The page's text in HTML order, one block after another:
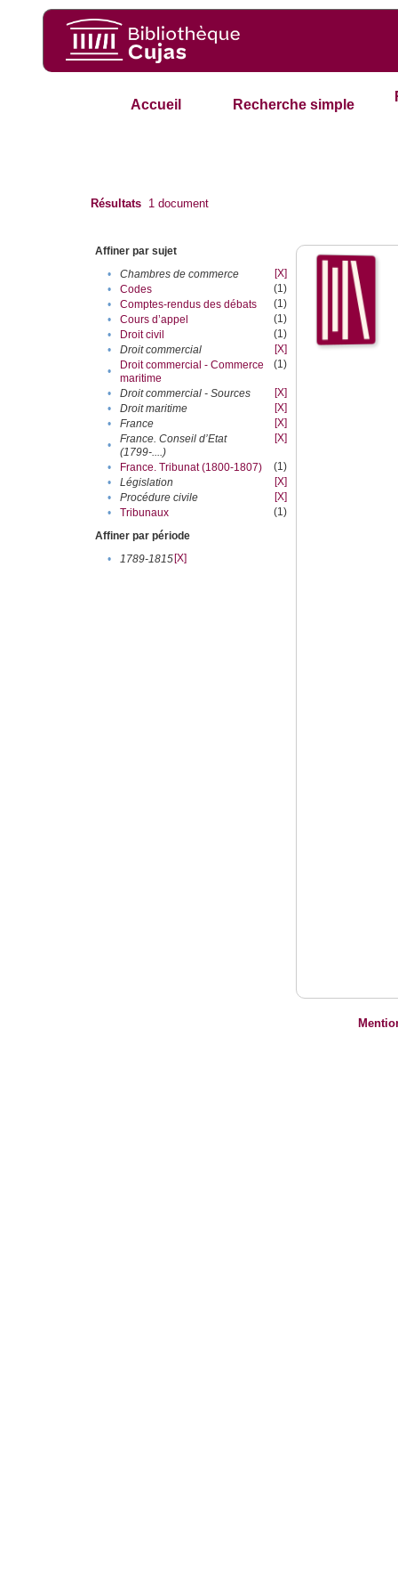
Accueil Recherche simple
Résultats 1 document
Affiner par sujet
•
Chambres de commerce
[X]
•
Codes
(1)
•
Comptes-rendus des débats
(1)
•
Cours d’appel
(1)
•
Droit civil
(1)
•
Droit commercial
[X]
•
Droit commercial - Commerce
maritime
(1)
• Droit commercial - Sources
[X]
•
Droit maritime
[X]
•
France
[X]
•
France. Conseil d’Etat
(1799-....)
[X]
• France. Tribunat (1800-1807)
(1)
•
Législation
[X]
•
Procédure civile
[X]
•
Tribunaux
(1)
Affiner par période
•
1789-1815[X]